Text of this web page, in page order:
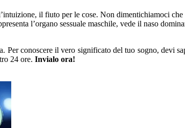
il fiuto per le cose. Non dimentichiamoci
l’organo sessuale maschile, vede il naso
Per conoscere il vero significato del tuo sogno, devi
24 ore. Invialo ora!